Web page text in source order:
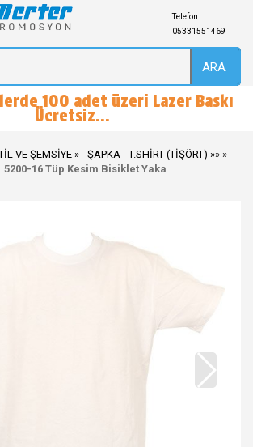
Telefon:
05331551469
ARA
100 adet üzeri Lazer Baskı
Ücretsiz...
VE ŞEMSİYE »
ŞAPKA - T.SHİRT (TİŞÖRT)
»
5200-16 Tüp Kesim Bisiklet Yaka